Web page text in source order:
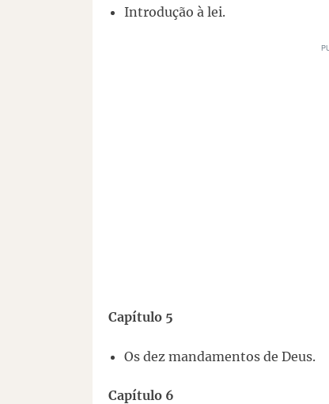
Introdução à lei.
Capítulo 5
Os dez mandamentos de Deus.
Capítulo 6